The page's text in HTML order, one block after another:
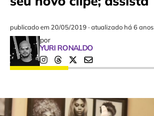
publicado em 20/05/2019 ·atualizado há 6 anos
por
YURI RONALDO